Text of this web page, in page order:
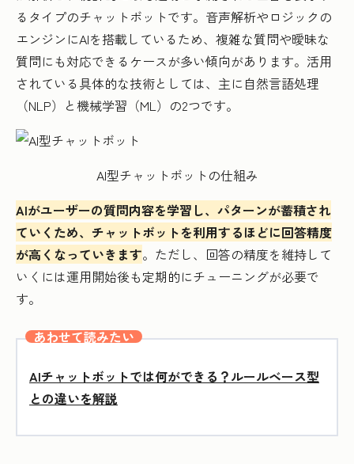
るタイプのチャットボットです。音声解析やロジックの
エンジンにAIを搭載しているため、複雑な質問や曖昧な
質問にも対応できるケースが多い傾向があります。活用
されている具体的な技術としては、主に自然言語処理
（NLP）と機械学習（ML）の2つです。
AI型チャットボットの仕組み
AIがユーザーの質問内容を学習し、パターンが蓄積され
ていくため、チャットボットを利用するほどに回答精度
が高くなっていきます。ただし、回答の精度を維持して
いくには運用開始後も定期的にチューニングが必要で
す。
あわせて読みたい
AIチャットボットでは何ができる？ルールベース型
との違いを解説